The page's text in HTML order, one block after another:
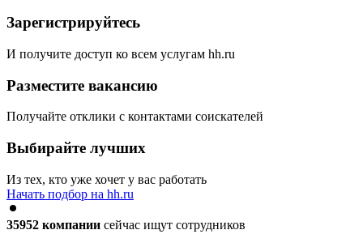
Зарегистрируйтесь
И получите доступ ко всем услугам hh.ru
Разместите вакансию
Получайте отклики с контактами соискателей
Выбирайте лучших
Из тех, кто уже хочет у вас работать
Начать подбор на hh.ru
35952 компании сейчас ищут сотрудников